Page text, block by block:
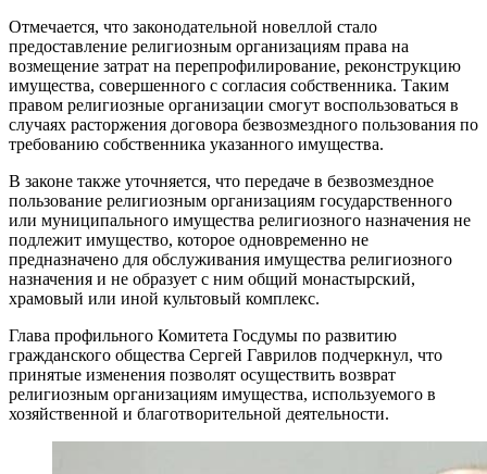
Отмечается, что законодательной новеллой стало
предоставление религиозным организациям права на
возмещение затрат на перепрофилирование, реконструкцию
имущества, совершенного с согласия собственника. Таким
правом религиозные организации смогут воспользоваться в
случаях расторжения договора безвозмездного пользования по
требованию собственника указанного имущества.
В законе также уточняется, что передаче в безвозмездное
пользование религиозным организациям государственного
или муниципального имущества религиозного назначения не
подлежит имущество, которое одновременно не
предназначено для обслуживания имущества религиозного
назначения и не образует с ним общий монастырский,
храмовый или иной культовый комплекс.
Глава профильного Комитета Госдумы по развитию
гражданского общества Сергей Гаврилов подчеркнул, что
принятые изменения позволят осуществить возврат
религиозным организациям имущества, используемого в
хозяйственной и благотворительной деятельности.